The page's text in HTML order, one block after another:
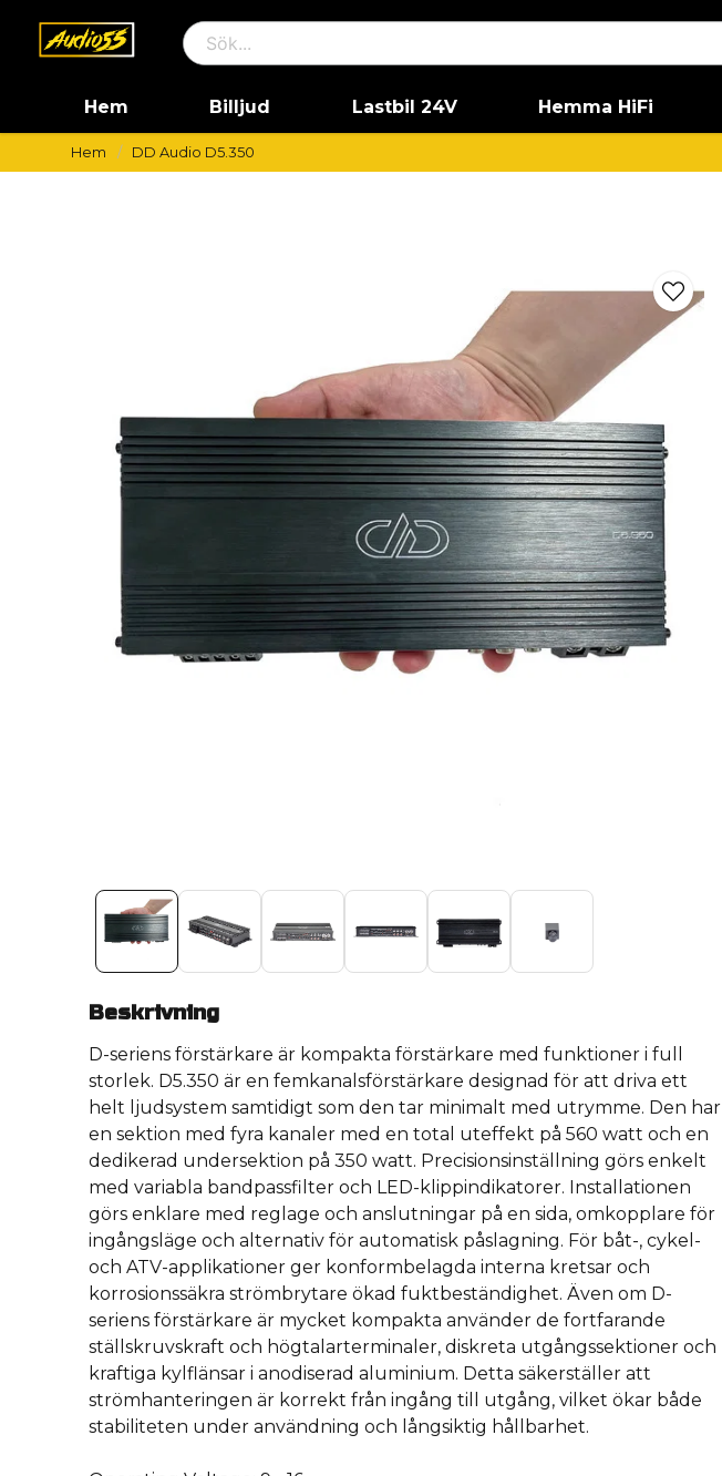
Hem Billjud Lastbil 24V Hemma HiFi
Hem DD Audio D5.350
Beskrivning
D-seriens förstärkare är kompakta förstärkare med funktioner i full
storlek. D5.350 är en femkanalsförstärkare designad för att driva ett
helt ljudsystem samtidigt som den tar minimalt med utrymme. Den har
en sektion med fyra kanaler med en total uteffekt på 560 watt och en
dedikerad undersektion på 350 watt. Precisionsinställning görs enkelt
med variabla bandpassfilter och LED-klippindikatorer. Installationen
görs enklare med reglage och anslutningar på en sida, omkopplare för
ingångsläge och alternativ för automatisk påslagning. För båt-, cykel-
och ATV-applikationer ger konformbelagda interna kretsar och
korrosionssäkra strömbrytare ökad fuktbeständighet. Även om D-
seriens förstärkare är mycket kompakta använder de fortfarande
ställskruvskraft och högtalarterminaler, diskreta utgångssektioner och
kraftiga kylflänsar i anodiserad aluminium. Detta säkerställer att
strömhanteringen är korrekt från ingång till utgång, vilket ökar både
stabiliteten under användning och långsiktig hållbarhet.